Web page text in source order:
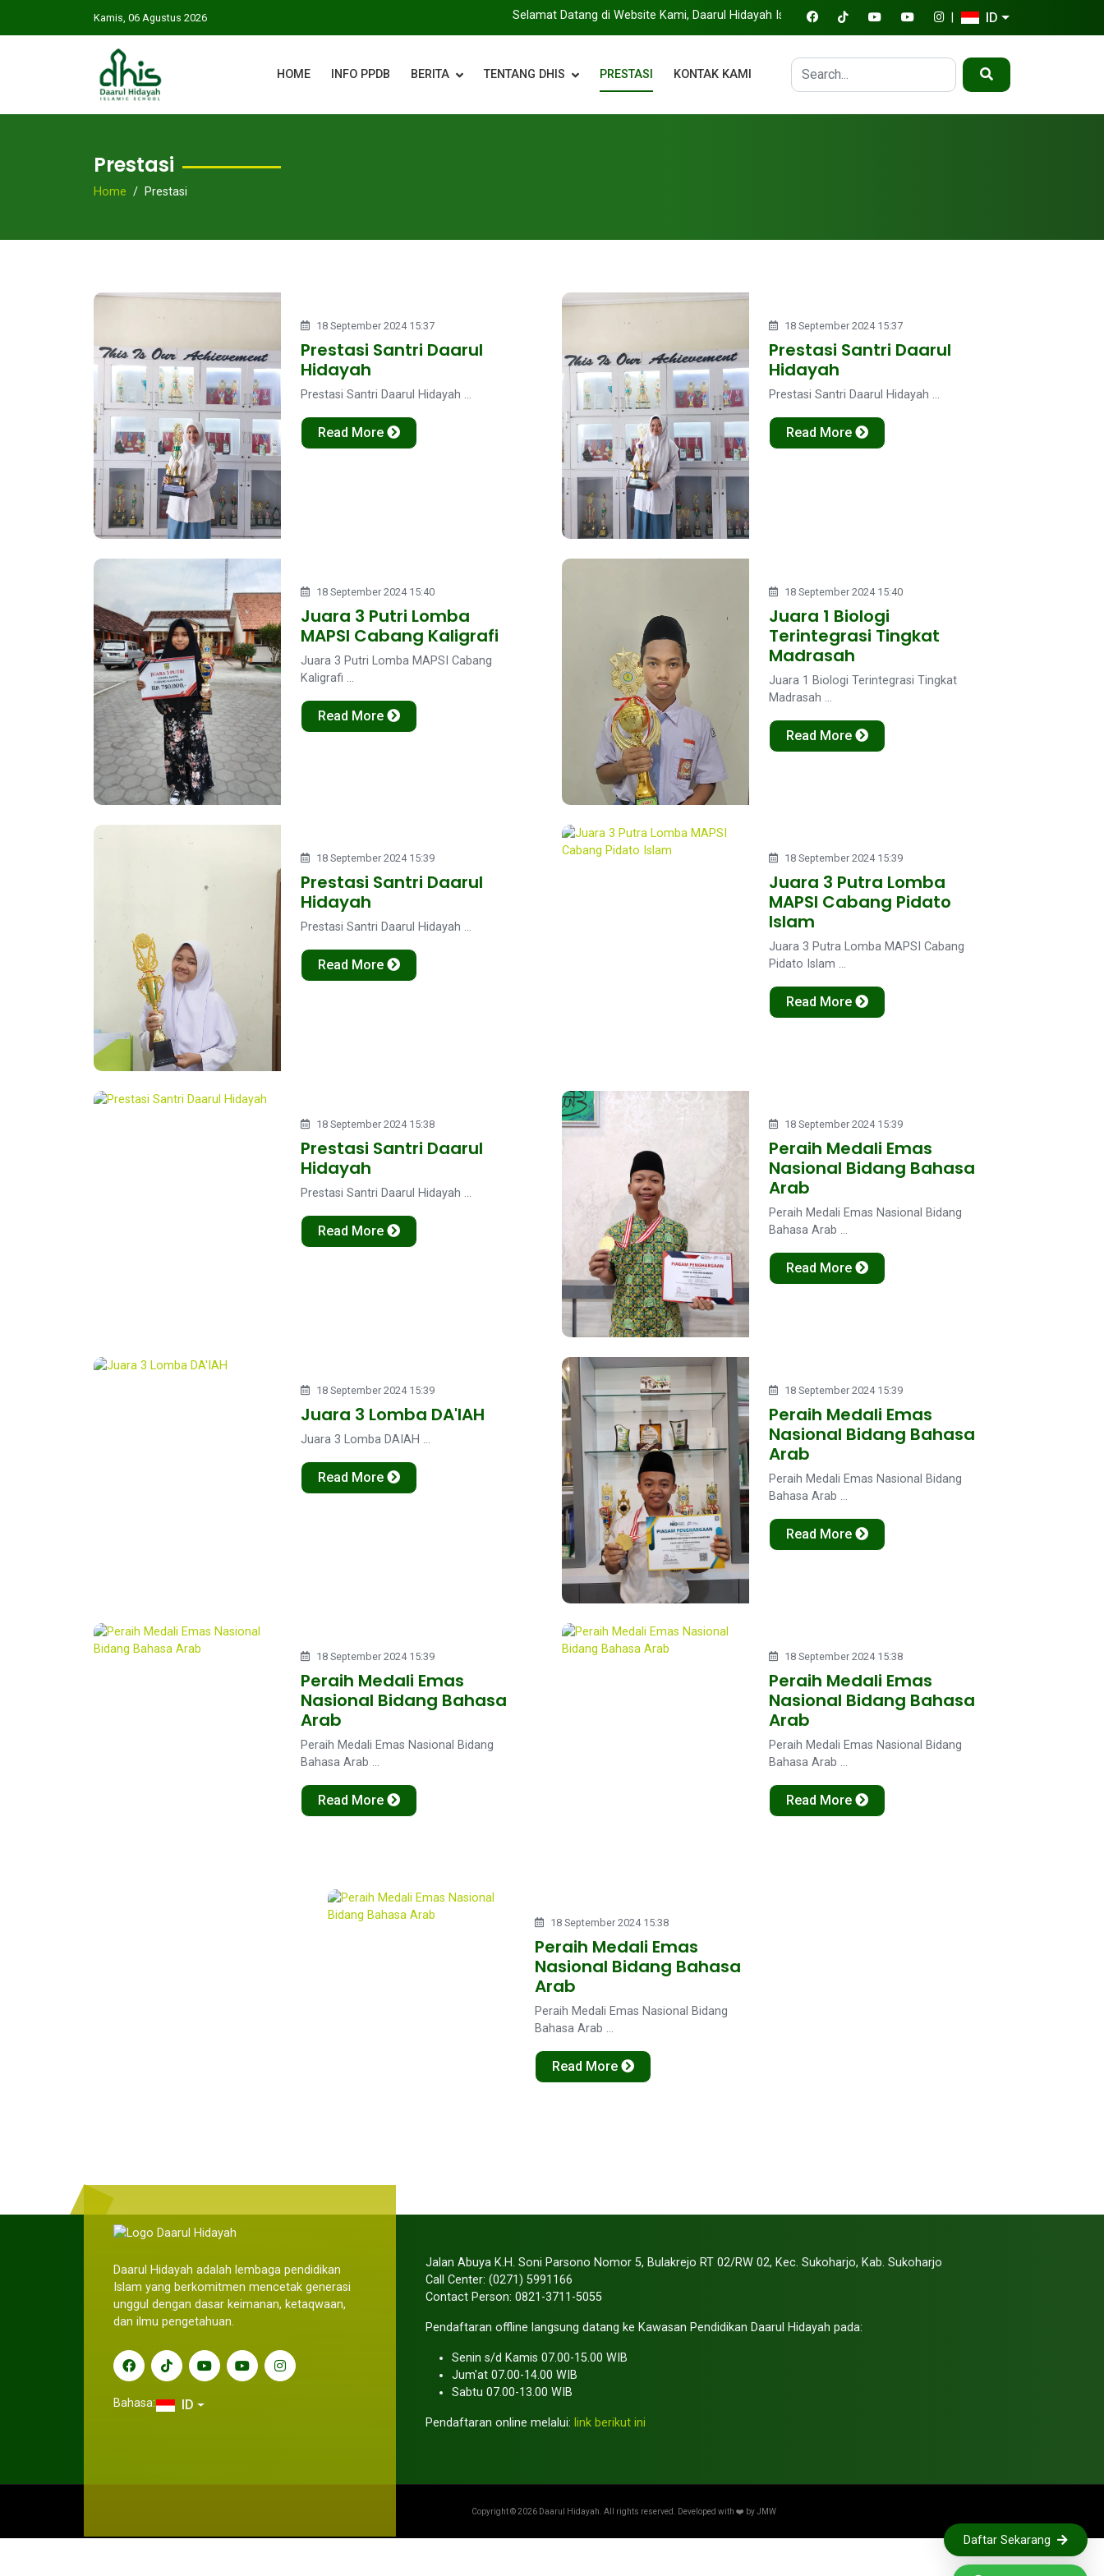
Daftar Sekarang
Kamis, 06 Agustus 2026 Selamat Datang di Website Kami, Daarul Hidayah Islamic School ID
HOME INFO PPDB BERITA TENTANG DHIS PRESTASI KONTAK KAMI
Prestasi
Home Prestasi
18 September 2024 15:37
Prestasi Santri Daarul
Hidayah
Prestasi Santri Daarul Hidayah ...
Read More
18 September 2024 15:37
Prestasi Santri Daarul
Hidayah
Prestasi Santri Daarul Hidayah ...
Read More
18 September 2024 15:40
Juara 3 Putri Lomba
MAPSI Cabang Kaligrafi
Juara 3 Putri Lomba MAPSI Cabang
Kaligrafi ...
Read More
18 September 2024 15:40
Juara 1 Biologi
Terintegrasi Tingkat
Madrasah
Juara 1 Biologi Terintegrasi Tingkat
Madrasah ...
Read More
18 September 2024 15:39
Prestasi Santri Daarul
Hidayah
Prestasi Santri Daarul Hidayah ...
Read More
18 September 2024 15:39
Juara 3 Putra Lomba
MAPSI Cabang Pidato
Islam
Juara 3 Putra Lomba MAPSI Cabang
Pidato Islam ...
Read More
18 September 2024 15:38
Prestasi Santri Daarul
Hidayah
Prestasi Santri Daarul Hidayah ...
Read More
18 September 2024 15:39
Peraih Medali Emas
Nasional Bidang Bahasa
Arab
Peraih Medali Emas Nasional Bidang
Bahasa Arab ...
Read More
18 September 2024 15:39
Juara 3 Lomba DA'IAH
Juara 3 Lomba DAIAH ...
Read More
18 September 2024 15:39
Peraih Medali Emas
Nasional Bidang Bahasa
Arab
Peraih Medali Emas Nasional Bidang
Bahasa Arab ...
Read More
18 September 2024 15:39
Peraih Medali Emas
Nasional Bidang Bahasa
Arab
Peraih Medali Emas Nasional Bidang
Bahasa Arab ...
Read More
18 September 2024 15:38
Peraih Medali Emas
Nasional Bidang Bahasa
Arab
Peraih Medali Emas Nasional Bidang
Bahasa Arab ...
Read More
18 September 2024 15:38
Peraih Medali Emas
Nasional Bidang Bahasa
Arab
Peraih Medali Emas Nasional Bidang
Bahasa Arab ...
Read More
Daarul Hidayah adalah lembaga pendidikan
Islam yang berkomitmen mencetak generasi
unggul dengan dasar keimanan, ketaqwaan,
dan ilmu pengetahuan.
Bahasa: ID
Jalan Abuya K.H. Soni Parsono Nomor 5, Bulakrejo RT 02/RW 02, Kec. Sukoharjo, Kab. Sukoharjo
Call Center: (0271) 5991166
Contact Person: 0821-3711-5055
Pendaftaran offline langsung datang ke Kawasan Pendidikan Daarul Hidayah pada:
Senin s/d Kamis 07.00-15.00 WIB
Jum'at 07.00-14.00 WIB
Sabtu 07.00-13.00 WIB
Pendaftaran online melalui: link berikut ini
Copyright ©2026 Daarul Hidayah. All rights reserved. Developed with ❤️ byJMW